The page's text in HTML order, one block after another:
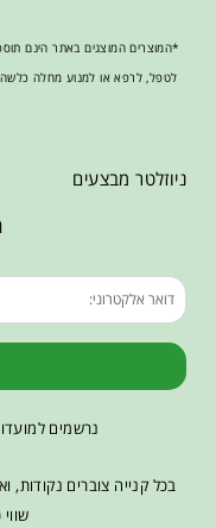
*המוצרים המוצגים באתר הינם
לטפל, לרפא או למנוע מחלה
ניוזלטר מבצעים
נרשמים
בכל קנייה צוברים